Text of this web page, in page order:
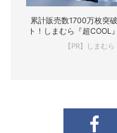
累計販売数1700万枚突
ト！しまむら『超COOL
【PR】しまむら